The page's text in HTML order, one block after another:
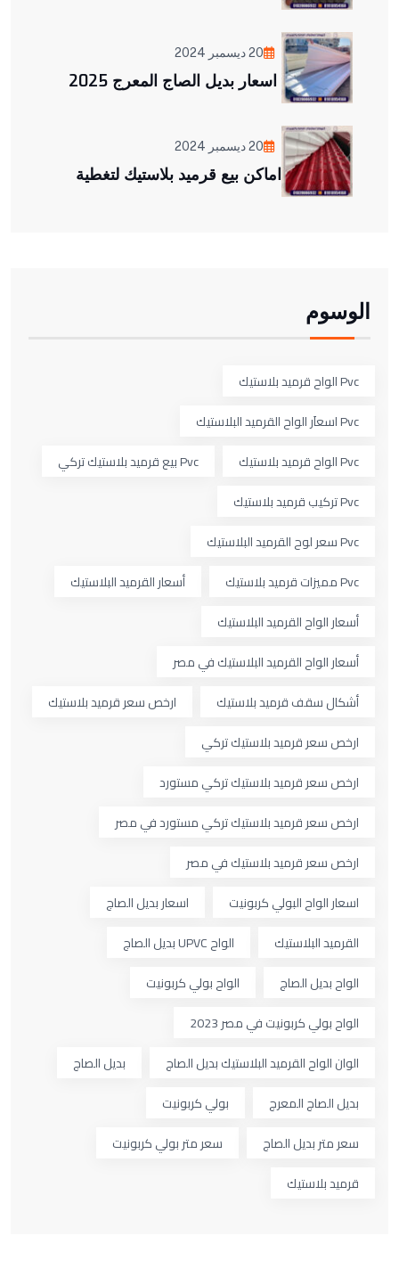
20 ديسمبر 2024
اسعار بديل الصاج المعرج 2025
20 ديسمبر 2024
اماكن بيع قرميد بلاستيك لتغطية
الوسوم
Pvc الواح قرميد بلاستيك
Pvc اسعاَر الواح القرميد البلاستيك
Pvc الواح قرميد بلاستيك
Pvc بيع قرميد بلاستيك تركي
Pvc تركيب قرميد بلاستيك
Pvc سعر لوح القرميد البلاستيك
Pvc مميزات قرميد بلاستيك
أسعار القرميد البلاستيك
أسعار الواح القرميد البلاستيك
أسعار الواح القرميد البلاستيك في مصر
أشكال سقف قرميد بلاستيك
ارخص سعر قرميد بلاستيك
ارخص سعر قرميد بلاستيك تركي
ارخص سعر قرميد بلاستيك تركي مستورد
ارخص سعر قرميد بلاستيك تركي مستورد في مصر
ارخص سعر قرميد بلاستيك في مصر
اسعار الواح البولي كربونيت
اسعار بديل الصاج
القرميد البلاستيك
الواح UPVC بديل الصاج
الواح بديل الصاج
الواح بولي كربونيت
الواح بولي كربونيت في مصر 2023
الوان الواح القرميد البلاستيك بديل الصاج
بديل الصاج
بديل الصاج المعرج
بولي كربونيت
سعر متر بديل الصاج
سعر متر بولي كربونيت
قرميد بلاستيك